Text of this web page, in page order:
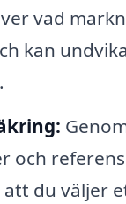
vad
kan
och
att du väljer